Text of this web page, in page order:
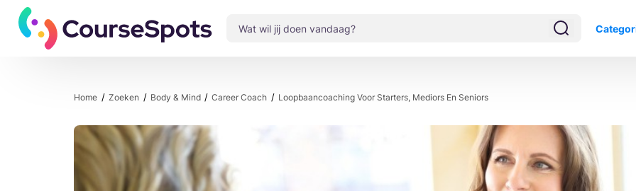
Home Zoeken Body & Mind Career Coach Loopbaancoaching Voor Starters, Mediors En Seniors